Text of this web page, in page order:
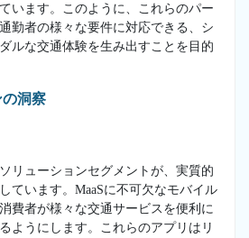
います。このように、これらのパー
勤者の様々な要件に対応できる、シ
ルな交通体験を生み出すことを目的
洞察
リューションセグメントが、実質的
ています。MaaSに不可欠なモバイル
費者が様々な交通サービスを便利に
ようにします。これらのアプリはリ